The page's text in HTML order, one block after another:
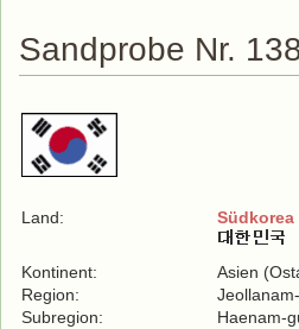
Sandprobe Nr.
Land: Südkorea
Kontinent:
Asien
Region:
Subregion:
Haenam-